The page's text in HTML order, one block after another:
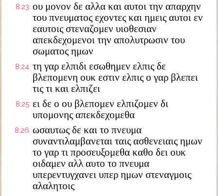
8:23 ου μονον δε αλλα και αυτοι την απαρχην
του πνευματος εχοντες και ημεις αυτοι εν
εαυτοις στεναζομεν υιοθεσιαν
απεκδεχομενοι την απολυτρωσιν του
σωματος ημων
8:24 τη γαρ ελπιδι εσωθημεν ελπις δε
βλεπομενη ουκ εστιν ελπις ο γαρ βλεπει
τις τι και ελπιζει
8:25 ει δε ο ου βλεπομεν ελπιζομεν δι
υπομονης απεκδεχομεθα
8:26 ωσαυτως δε και το πνευμα
συναντιλαμβανεται ταις ασθενειαις ημων
το γαρ τι προσευξομεθα καθο δει ουκ
οιδαμεν αλλ αυτο το πνευμα
υπερεντυγχανει υπερ ημων στεναγμοις
αλαλητοις